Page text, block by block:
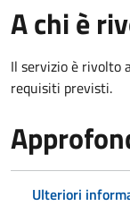
A chi è
Il servizio è rivolto
requisiti previsti.
Ulteriori